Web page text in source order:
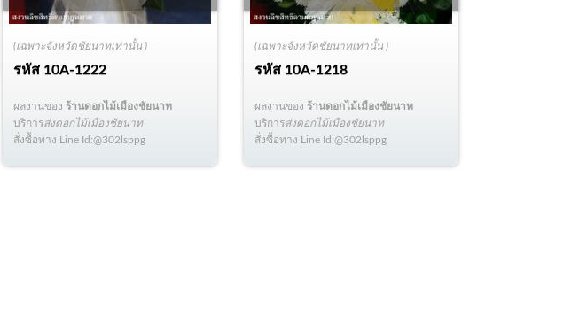
(เฉพาะจังหวัดชัยนาทเท่านั้น )
รหัส 10A-1222
ผลงานของ ร้านดอกไม้เมืองชัยนาท
บริการส่งดอกไม้เมืองชัยนาท
สั่งซื้อทาง Line Id:@302lsppg
(เฉพาะจังหวัดชัยนาทเท่านั้น )
รหัส 10A-1218
ผลงานของ ร้านดอกไม้เมืองชัยนาท
บริการส่งดอกไม้เมืองชัยนาท
สั่งซื้อทาง Line Id:@302lsppg